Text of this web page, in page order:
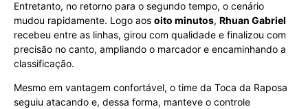
Entretanto, no retorno para o segundo tempo, o cenário
mudou rapidamente. Logo aos oito minutos, Rhuan Gabriel
recebeu entre as linhas, girou com qualidade e finalizou com
precisão no canto, ampliando o marcador e encaminhando a
classificação.
Mesmo em vantagem confortável, o time da Toca da Raposa
seguiu atacando e, dessa forma, manteve o controle